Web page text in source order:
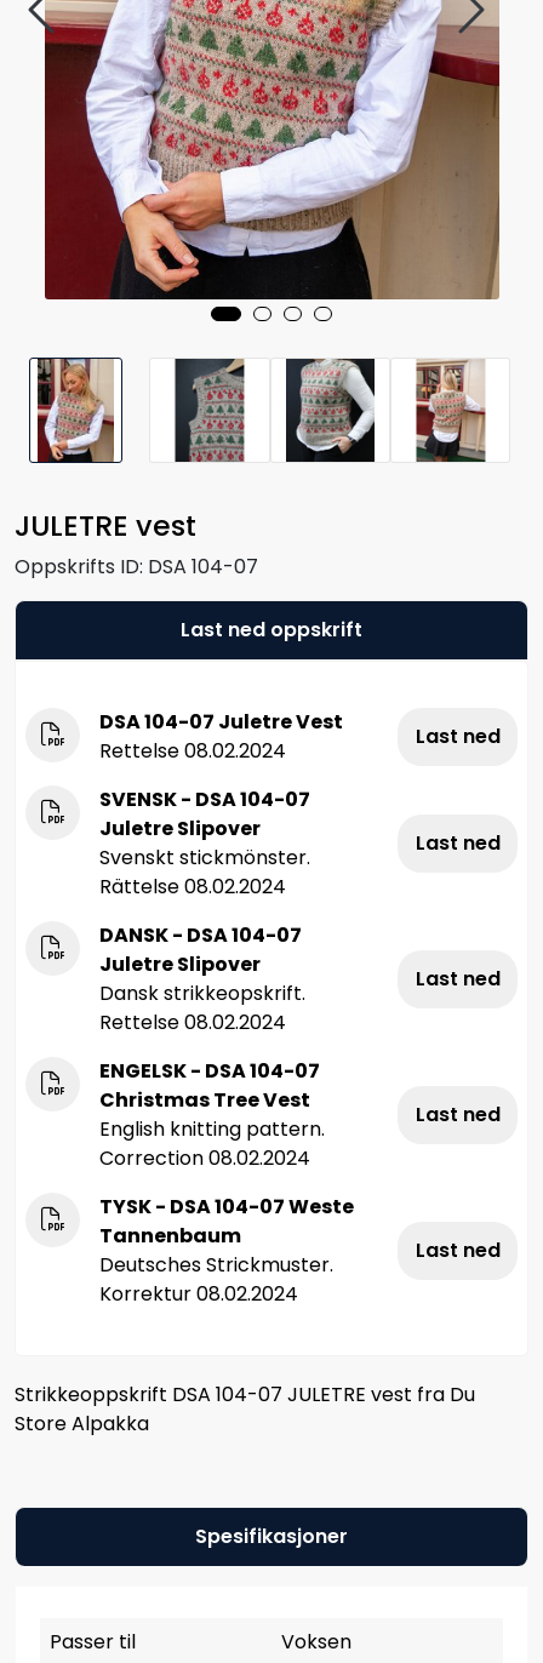
JULETRE vest
Oppskrifts ID: DSA 104-07
Last ned oppskrift
DSA 104-07 Juletre Vest
Rettelse 08.02.2024
Last ned
SVENSK - DSA 104-07
Juletre Slipover
Svenskt stickmönster.
Rättelse 08.02.2024
Last ned
DANSK - DSA 104-07
Juletre Slipover
Dansk strikkeopskrift.
Rettelse 08.02.2024
Last ned
ENGELSK - DSA 104-07
Christmas Tree Vest
English knitting pattern.
Correction 08.02.2024
Last ned
TYSK - DSA 104-07 Weste
Tannenbaum
Deutsches Strickmuster.
Korrektur 08.02.2024
Last ned
Strikkeoppskrift DSA 104-07 JULETRE vest fra Du
Store Alpakka
Spesifikasjoner
Passer til
Voksen